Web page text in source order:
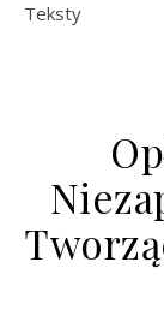
Teksty